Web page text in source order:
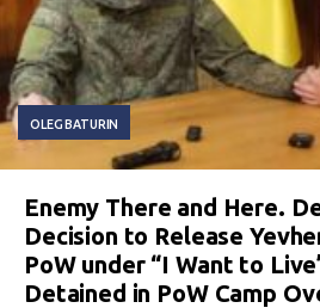
OLEG BATURIN
Enemy There and Here.
Decision to Release
PoW under “I Want to
Detained in PoW Camp